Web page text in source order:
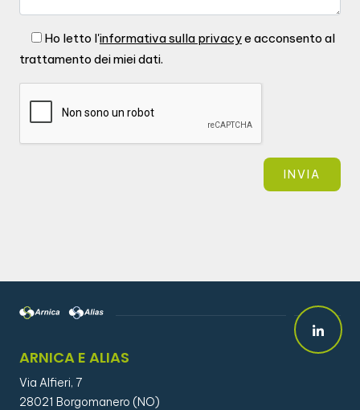
Ho letto l'informativa sulla privacye acconsento al
trattamento dei miei dati.
ARNICA E ALIAS
Via Alfieri, 7
28021 Borgomanero (NO)